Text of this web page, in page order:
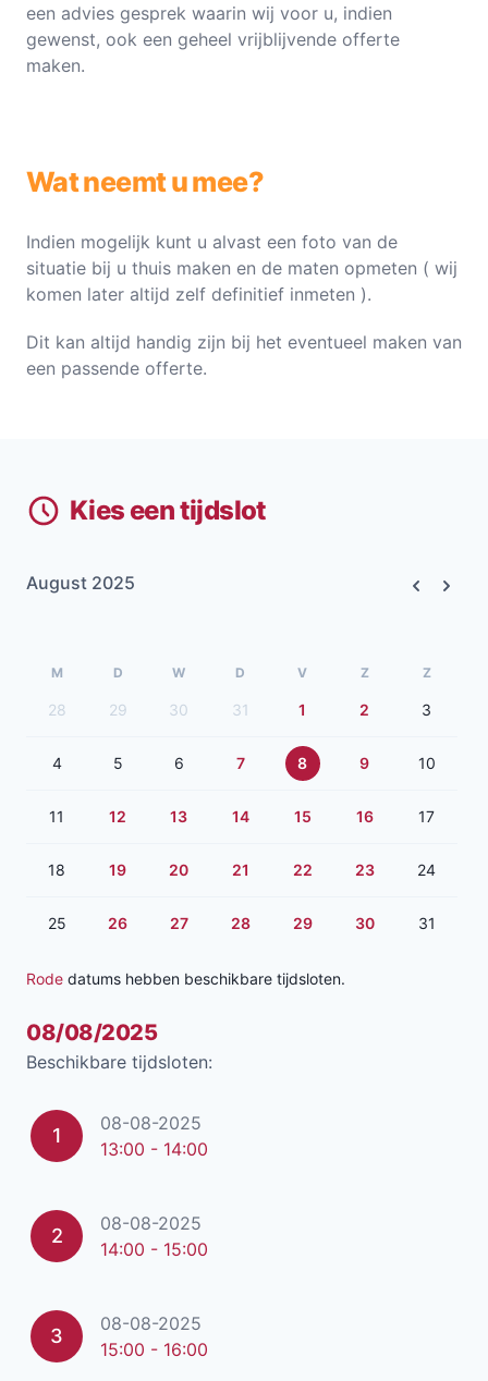
een advies gesprek waarin wij voor u, indien
gewenst, ook een geheel vrijblijvende offerte
maken.
Wat neemt u mee?
Indien mogelijk kunt u alvast een foto van de
situatie bij u thuis maken en de maten opmeten ( wij
komen later altijd zelf definitief inmeten ).
Dit kan altijd handig zijn bij het eventueel maken van
een passende offerte.
Kies een tijdslot
August 2025
M D W D V Z Z
28 29 30 31 1 2 3
4 5 6 7 8 9 10
11 12 13 14 15 16 17
18 19 20 21 22 23 24
25 26 27 28 29 30 31
Rode datums hebben beschikbare tijdsloten.
08/08/2025
Beschikbare tijdsloten:
1
08-08-2025
13:00 - 14:00
2
08-08-2025
14:00 - 15:00
3
08-08-2025
15:00 - 16:00